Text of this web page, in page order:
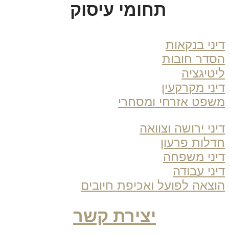
תחומי עיסוק
בנקאות
חובות
מקרקעין
אזרחי ומסחרי
ירושה וצוואה
פרעון
משפחה
עבודה
לפועל ואכיפת חיובים
יצירת קשר